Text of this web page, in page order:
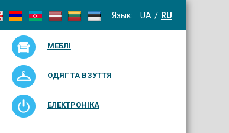
Язык: UA RU
МЕБЛІ
ОДЯГ ТА ВЗУТТЯ
ЕЛЕКТРОНІКА